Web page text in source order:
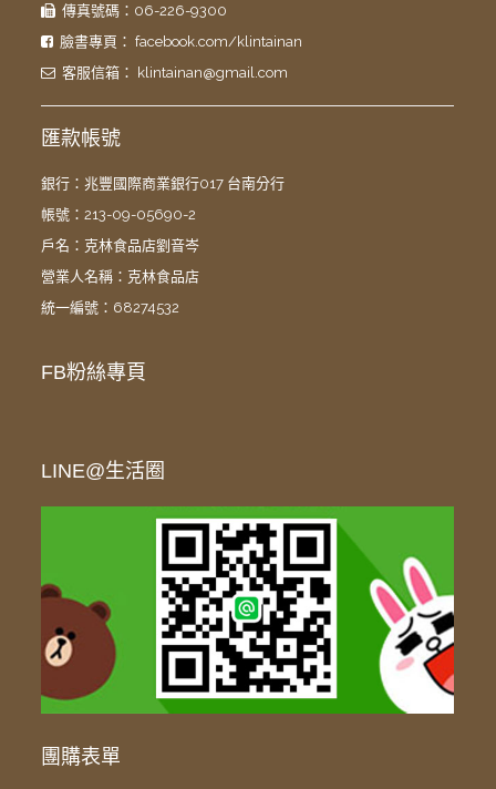
傳真號碼：06-226-9300
臉書專頁：facebook.com/klintainan
客服信箱：
klintainan@gmail.com
匯款帳號
銀行：兆豐國際商業銀行017 台南分行
帳號：213-09-05690-2
戶名：克林食品店劉音岑
營業人名稱：克林食品店
統一編號：68274532
FB粉絲專頁
LINE@生活圈
團購表單